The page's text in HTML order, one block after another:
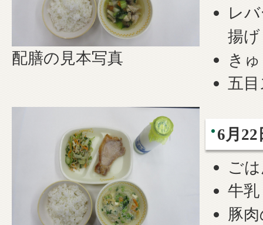
配膳の見本写真
レ
揚げ
き
五
6月
ご
牛乳
豚